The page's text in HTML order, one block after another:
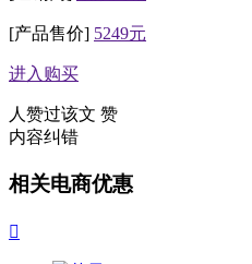
[产品售价] 5249元
进入购买
人赞过该文 赞
内容纠错
相关电商优惠
